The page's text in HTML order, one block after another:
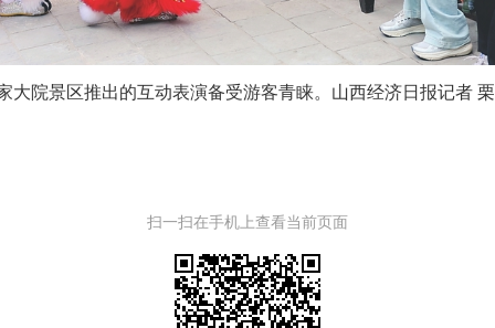
大院景区推出的互动表演备受游客青睐。山西经济日报记者
扫一扫在手机上查看当前页面